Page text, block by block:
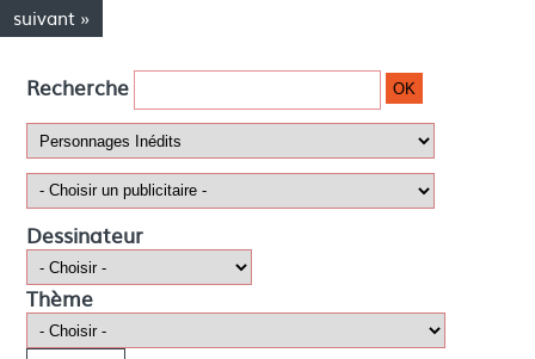
suivant »
Recherche OK
Dessinateur
Thème